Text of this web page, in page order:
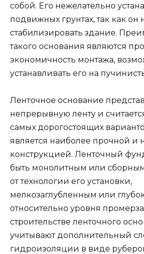
собой. Его нежелательно
подвижных грунтах, так как он
стабилизировать здание.
такого основания являются
экономичность монтажа,
устанавливать его на
Ленточное основание
непрерывную ленту и
самых дорогостоящих
является наиболее прочной и
конструкцией. Ленточный
быть монолитным или
от технологии его установки,
мелкозаглубленным или
относительно уровня
строительстве ленточного
учитывают дополнительный
гидроизоляции в виде